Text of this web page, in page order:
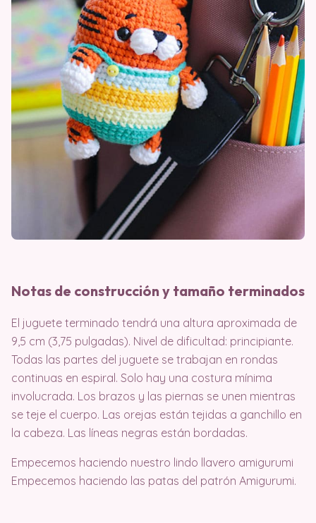
Notas de construcción y tamaño terminados
El juguete terminado tendrá una altura aproximada de
9,5 cm (3,75 pulgadas). Nivel de dificultad: principiante.
Todas las partes del juguete se trabajan en rondas
continuas en espiral. Solo hay una costura mínima
involucrada. Los brazos y las piernas se unen mientras
se teje el cuerpo. Las orejas están tejidas a ganchillo en
la cabeza. Las líneas negras están bordadas.
Empecemos haciendo nuestro lindo llavero amigurumi
Empecemos haciendo las patas del patrón Amigurumi.